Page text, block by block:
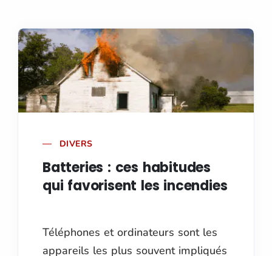
DIVERS
Batteries : ces habitudes
qui favorisent les incendies
Téléphones et ordinateurs sont les
appareils les plus souvent impliqués